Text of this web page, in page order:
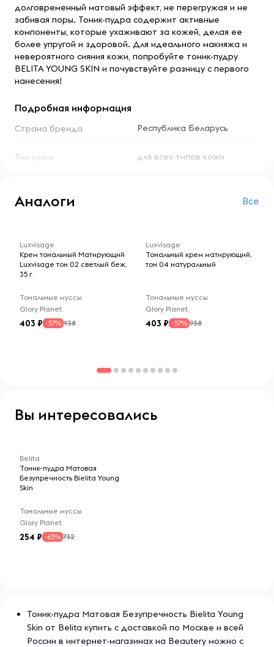
долговременный матовый эффект, не перегружая и не
забивая поры. Тоник-пудра содержит активные
компоненты, которые ухаживают за кожей, делая ее
более упругой и здоровой. Для идеального макияжа и
невероятного сияния кожи, попробуйте тоник-пудру
BELITA YOUNG SKIN и почувствуйте разницу с первого
нанесения!
Подробная информация
Страна бренда Республика Беларусь
Тип кожи для всех типов кожи
Аналоги Все
Luxvisage
Крем тональный Матирующий
Luxvisage тон 02 светлый беж,
35 г
Тональные муссы
Glory Planet
403 -57% 938
Luxvisage
Тональный крем матирующий,
тон 04 натуральный
Тональные муссы
Glory Planet
403 -57% 938
Вы интересовались
Belita
Тоник-пудра Матовая
Безупречность Bielita Young
Skin
Тональные муссы
Glory Planet
254 -65% 732
Тоник-пудра Матовая Безупречность Bielita Young
Skin от Belita купить с доставкой по Москве и всей
России в интернет-магазинах на Beautery можно с